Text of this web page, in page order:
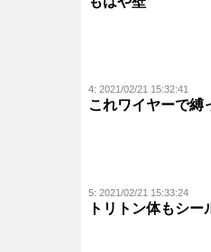
4: 2021/02/21 15:32:41
これワイヤーで縛
5: 2021/02/21 15:33:24
トリトン体もシー